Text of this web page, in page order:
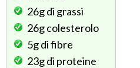
26gdi grassi
26gcolesterolo
5gdi fibre
23gdi proteine